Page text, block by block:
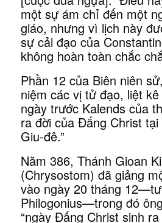
một sự ám chỉ đến một
giáo, nhưng vì lịch này
sự cải đạo của
không hoàn toàn chắc
Phần 12 của Biên niên
niệm các vị tử đạo, liệt
ngày trước Kalends của
ra đời của Đấng Christ
Giu-đê.”
Năm 386, Thánh Gioan
(Chrysostom) đã giảng
vào ngày 20 tháng
Philogonius—trong đó
“ngày Đấng Christ sinh